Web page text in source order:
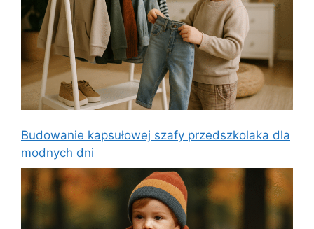
Budowanie kapsułowej szafy przedszkolaka dla
modnych dni